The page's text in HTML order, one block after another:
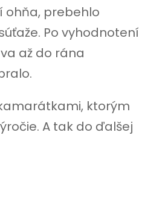
ohňa, prebehlo
Po vyhodnotení
až do rána
ktorým
A tak do ďalšej